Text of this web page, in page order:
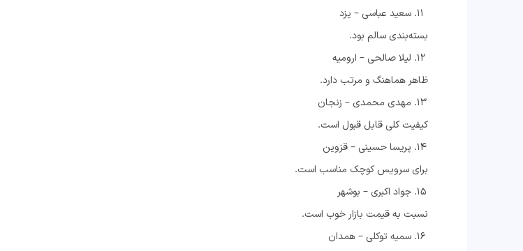
سعید عباسی – یزد
بسته‌بندی سالم بود.
لیلا صالحی – ارومیه
ظاهر هماهنگ و مرتب دارد.
مهدی محمدی – زنجان
کیفیت کلی قابل قبول است.
پریسا حسینی – قزوین
برای سرویس کوچک مناسب است.
جواد اکبری – بوشهر
نسبت به قیمت بازار خوب است.
سمیه توکلی – همدان